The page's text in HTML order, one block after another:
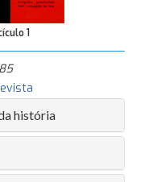
1
história